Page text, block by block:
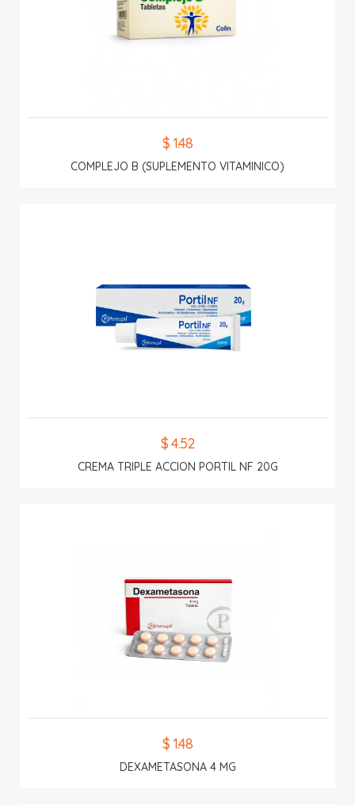
$ 1.48
COMPLEJO B (SUPLEMENTO VITAMINICO)
$ 4.52
CREMA TRIPLE ACCION PORTIL NF 20G
$ 1.48
DEXAMETASONA 4 MG